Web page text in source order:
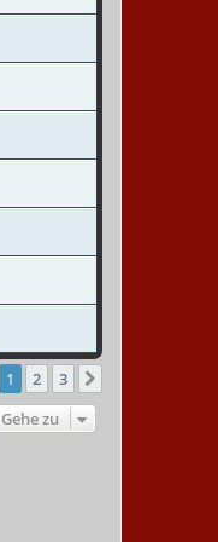
1 2 3
Gehe zu